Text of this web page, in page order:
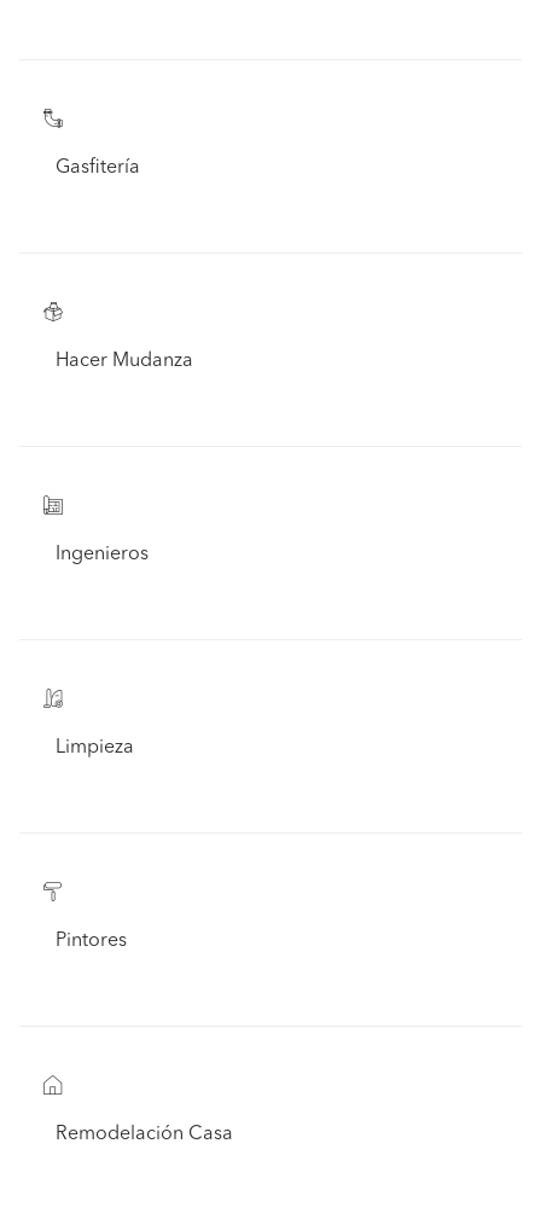
Gasfitería
Hacer Mudanza
Ingenieros
Limpieza
Pintores
Remodelación Casa